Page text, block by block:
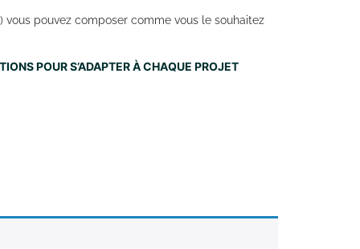
pouvez composer comme vous le souhaitez
POUR S’ADAPTER À CHAQUE PROJET